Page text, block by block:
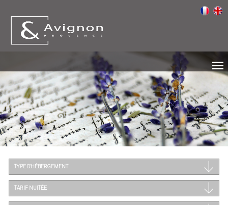
TYPE D'HÉBERGEMENT
TARIF NUITÉE